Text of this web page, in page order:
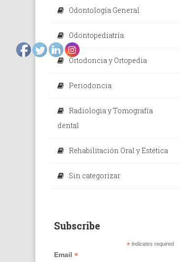
Odontología General
Odontopediatría
Ortodoncia y Ortopedia
Periodoncia
Radiologia y Tomografía
dental
Rehabilitación Oral y Estética
Sin categorizar
Subscribe
* indicates required
Email *